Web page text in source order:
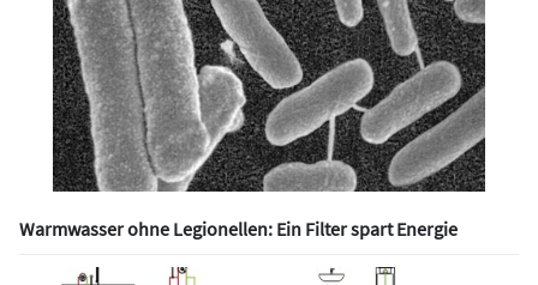
Warmwasser ohne Legionellen: Ein Filter spart Energie